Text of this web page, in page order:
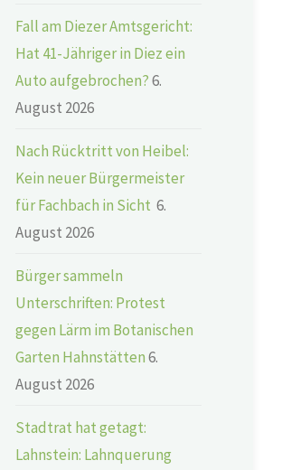
Fall am Diezer Amtsgericht:
Hat 41-Jähriger in Diez ein
Auto aufgebrochen?6.
August 2026
Nach Rücktritt von Heibel:
Kein neuer Bürgermeister
für Fachbach in Sicht 6.
August 2026
Bürger sammeln
Unterschriften: Protest
gegen Lärm im Botanischen
Garten Hahnstätten6.
August 2026
Stadtrat hat getagt:
Lahnstein: Lahnquerung